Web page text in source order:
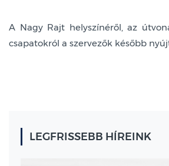
A Nagy Rajt helyszínéről, az
csapatokról a szervezők később
LEGFRISSEBB HÍREINK